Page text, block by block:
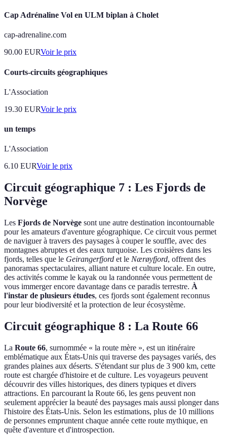
Cap Adrénaline Vol en ULM biplan à Cholet
cap-adrenaline.com
90.00 EURVoir le prix
Courts-circuits géographiques
L'Association
19.30 EURVoir le prix
un temps
L'Association
6.10 EURVoir le prix
Circuit géographique 7 : Les Fjords de
Norvège
Les Fjords de Norvège sont une autre destination incontournable
pour les amateurs d'aventure géographique. Ce circuit vous permet
de naviguer à travers des paysages à couper le souffle, avec des
montagnes abruptes et des eaux turquoise. Les croisières dans les
fjords, telles que le Geirangerfjord et le Nærøyfjord, offrent des
panoramas spectaculaires, alliant nature et culture locale. En outre,
des activités comme le kayak ou la randonnée vous permettent de
vous immerger encore davantage dans ce paradis terrestre. À
l'instar de plusieurs études, ces fjords sont également reconnus
pour leur biodiversité et la protection de leur écosystème.
Circuit géographique 8 : La Route 66
La Route 66, surnommée « la route mère », est un itinéraire
emblématique aux États-Unis qui traverse des paysages variés, des
grandes plaines aux déserts. S'étendant sur plus de 3 900 km, cette
route est chargée d'histoire et de culture. Les voyageurs peuvent
découvrir des villes historiques, des diners typiques et divers
attractions. En parcourant la Route 66, les gens peuvent non
seulement apprécier la beauté des paysages mais aussi plonger dans
l'histoire des États-Unis. Selon les estimations, plus de 10 millions
de personnes empruntent chaque année cette route mythique, en
quête d'aventure et d'introspection.